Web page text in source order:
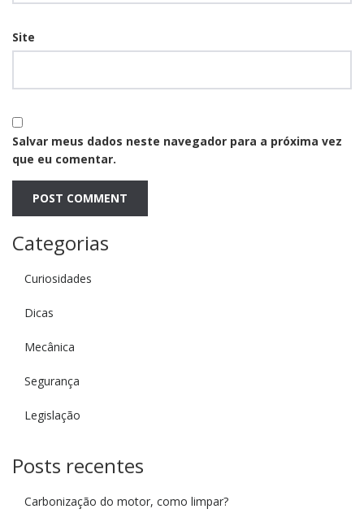
Site
Salvar meus dados neste navegador para a próxima vez
que eu comentar.
Categorias
Curiosidades
Dicas
Mecânica
Segurança
Legislação
Posts recentes
Carbonização do motor, como limpar?